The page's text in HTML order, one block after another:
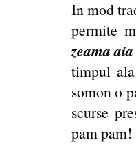
In mod
permite
zeama
timpul
somon o
scurse
pam pam!